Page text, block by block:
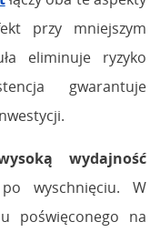
przy mniejszym
eliminuje ryzyko
gwarantuje
wydajność
po wyschnięciu. W
poświęconego na